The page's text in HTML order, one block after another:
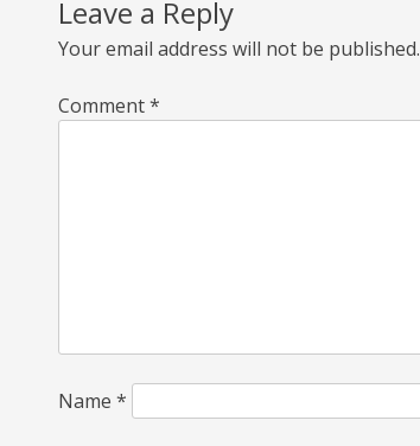
Leave a Reply
Your email address will not be published.
Comment*
Name *